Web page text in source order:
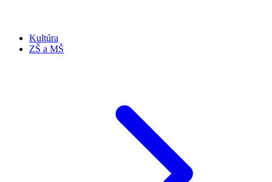
Kultúra
ZŠ a MŠ